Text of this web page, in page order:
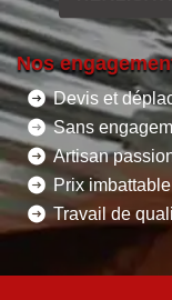
Nos
Devis et
Sans
Artisan
Prix imbattable
Travail de